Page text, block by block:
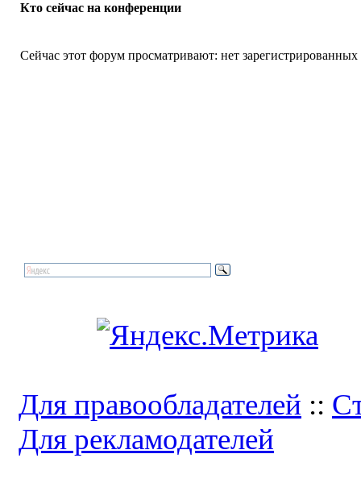
Кто сейчас на конференции
Сейчас этот форум просматривают: нет зарегистрированных
Для правообладателей ::
Для рекламодателей